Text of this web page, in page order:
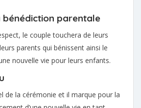
bénédiction parentale
le couple touchera de leurs
parents qui bénissent ainsi le
nouvelle vie pour leurs enfants.
de la cérémonie et il marque pour la